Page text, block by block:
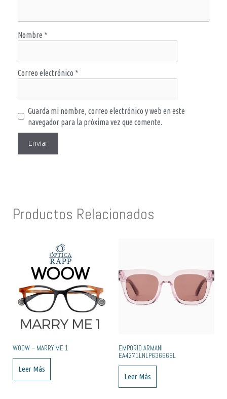
Nombre *
Correo electrónico *
Guarda mi nombre, correo electrónico y web en este
navegador para la próxima vez que comente.
Productos Relacionados
WOOW – MARRY ME 1
Leer Más
EMPORIO ARMANI
EA4271LNLP636669L
Leer Más